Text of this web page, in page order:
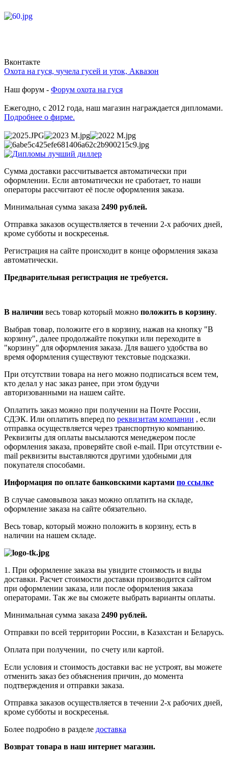
Вконтакте
Охота на гуся, чучела гусей и уток, Аквазон
Наш форум - Форум охота на гуся
Ежегодно, с 2012 года, наш магазин награждается дипломами.
Подробнее о фирме.
Сумма доставки рассчитывается автоматически при
оформлении. Если автоматически не сработает, то наши
операторы рассчитают её после оформления заказа.
Минимальная сумма заказа 2490 рублей.
Отправка заказов осуществляется в течении 2-х рабочих дней,
кроме субботы и воскресенья.
Регистрация на сайте происходит в конце оформления заказа
автоматически.
Предварительная регистрация не требуется.
В наличии весь товар который можно положить в корзину.
Выбрав товар, положите его в корзину, нажав на кнопку "В
корзину", далее продолжайте покупки или переходите в
"корзину" для оформления заказа. Для вашего удобства во
время оформления существуют текстовые подсказки.
При отсутствии товара на него можно подписаться всем тем,
кто делал у нас заказ ранее, при этом будучи
авторизованными на нашем сайте.
Оплатить заказ можно при получении на Почте России,
СДЭК. Или оплатить вперед по реквизитам компании , если
отправка осуществляется через транспортную компанию.
Реквизиты для оплаты высылаются менеджером после
оформления заказа, проверяйте свой e-mail. При отсутствии e-
mail реквизиты выставляются другими удобными для
покупателя способами.
Информация по оплате банковскими картами по ссылке
В случае самовывоза заказ можно оплатить на складе,
оформление заказа на сайте обязательно.
Весь товар, который можно положить в корзину, есть в
наличии на нашем складе.
1. При оформление заказа вы увидите стоимость и виды
доставки. Расчет стоимости доставки производится сайтом
при оформлении заказа, или после оформления заказа
операторами. Так же вы сможете выбрать варианты оплаты.
Минимальная сумма заказа 2490 рублей.
Отправки по всей территории России, в Казахстан и Беларусь.
Оплата при получении, по счету или картой.
Если условия и стоимость доставки вас не устроят, вы можете
отменить заказ без объяснения причин, до момента
подтверждения и отправки заказа.
Отправка заказов осуществляется в течении 2-х рабочих дней,
кроме субботы и воскресенья.
Более подробно в разделе доставка
Возврат товара в наш интернет магазин.